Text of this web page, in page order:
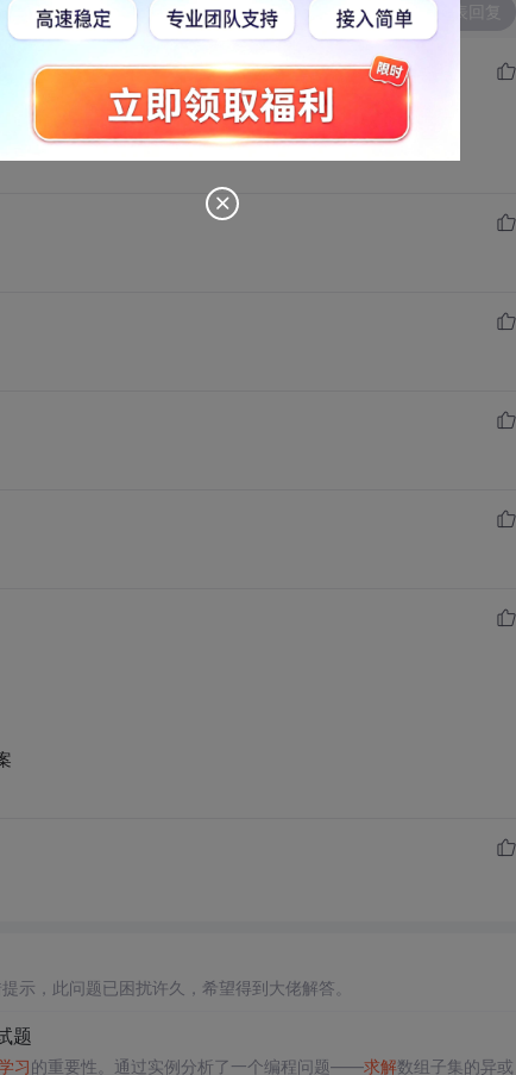
发表回复
示，此问题已困扰许久，希望得到大佬解答。
题
习的重要性。通过实例分析了一个编程问题——求解数组子集的异或